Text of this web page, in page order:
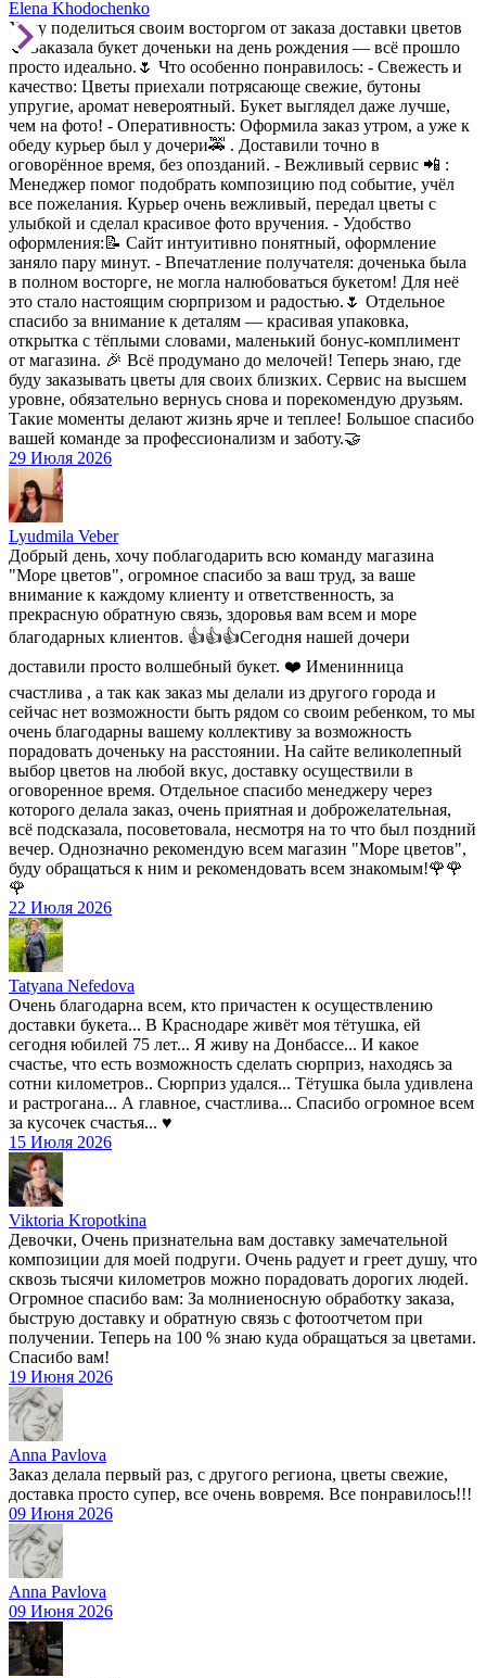
Elena Khodochenko
Хочу поделиться своим восторгом от заказа доставки цветов
🌷 Заказала букет доченьки на день рождения — всё прошло
просто идеально.🌷 Что особенно понравилось: - Свежесть и
качество: Цветы приехали потрясающе свежие, бутоны
упругие, аромат невероятный. Букет выглядел даже лучше,
чем на фото! - Оперативность: Оформила заказ утром, а уже к
обеду курьер был у дочери🚕 . Доставили точно в
оговорённое время, без опозданий. - Вежливый сервис 📲 :
Менеджер помог подобрать композицию под событие, учёл
все пожелания. Курьер очень вежливый, передал цветы с
улыбкой и сделал красивое фото вручения. - Удобство
оформления:📝 Сайт интуитивно понятный, оформление
заняло пару минут. - Впечатление получателя: доченька была
в полном восторге, не могла налюбоваться букетом! Для неё
это стало настоящим сюрпризом и радостью.🌷 Отдельное
спасибо за внимание к деталям — красивая упаковка,
открытка с тёплыми словами, маленький бонус-комплимент
от магазина. 🎉 Всё продумано до мелочей! Теперь знаю, где
буду заказывать цветы для своих близких. Сервис на высшем
уровне, обязательно вернусь снова и порекомендую друзьям.
Такие моменты делают жизнь ярче и теплее! Большое спасибо
вашей команде за профессионализм и заботу.🤝
29 Июля 2026
Lyudmila Veber
Добрый день, хочу поблагодарить всю команду магазина
"Море цветов", огромное спасибо за ваш труд, за ваше
внимание к каждому клиенту и ответственность, за
прекрасную обратную связь, здоровья вам всем и море
благодарных клиентов. 👍👍👍Сегодня нашей дочери
доставили просто волшебный букет. ❤️ Именинница
счастлива , а так как заказ мы делали из другого города и
сейчас нет возможности быть рядом со своим ребенком, то мы
очень благодарны вашему коллективу за возможность
порадовать доченьку на расстоянии. На сайте великолепный
выбор цветов на любой вкус, доставку осуществили в
оговоренное время. Отдельное спасибо менеджеру через
которого делала заказ, очень приятная и доброжелательная,
всё подсказала, посоветовала, несмотря на то что был поздний
вечер. Однозначно рекомендую всем магазин "Море цветов",
буду обращаться к ним и рекомендовать всем знакомым!🌹🌹
🌹
22 Июля 2026
Tatyana Nefedova
Очень благодарна всем, кто причастен к осуществлению
доставки букета... В Краснодаре живёт моя тётушка, ей
сегодня юбилей 75 лет... Я живу на Донбассе... И какое
счастье, что есть возможность сделать сюрприз, находясь за
сотни километров.. Сюрприз удался... Тётушка была удивлена
и растрогана... А главное, счастлива... Спасибо огромное всем
за кусочек счастья... ♥️
15 Июля 2026
Viktoria Kropotkina
Девочки, Очень признательна вам доставку замечательной
композиции для моей подруги. Очень радует и греет душу, что
сквозь тысячи километров можно порадовать дорогих людей.
Огромное спасибо вам: За молниеносную обработку заказа,
быструю доставку и обратную связь с фотоотчетом при
получении. Теперь на 100 % знаю куда обращаться за цветами.
Спасибо вам!
19 Июня 2026
Anna Pavlova
Заказ делала первый раз, с другого региона, цветы свежие,
доставка просто супер, все очень вовремя. Все понравилось!!!
09 Июня 2026
Anna Pavlova
09 Июня 2026